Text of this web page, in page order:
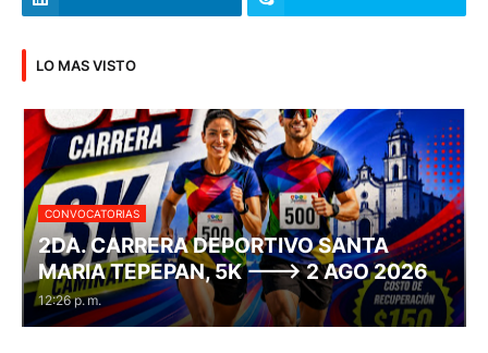
LO MAS VISTO
CONVOCATORIAS
2DA. CARRERA DEPORTIVO SANTA
MARIA TEPEPAN, 5K ---> 2 AGO 2026
12:26 p. m.